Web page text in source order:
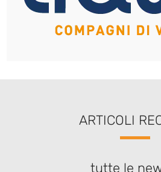
ARTICOLI
tutte le